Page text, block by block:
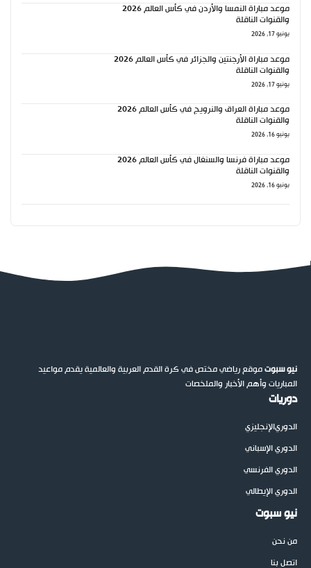
موعد مباراة النمسا والأردن في كأس العالم 2026
والقنوات الناقلة
يونيو 17, 2026
موعد مباراة الأرجنتين والجزائر في كأس العالم 2026
والقنوات الناقلة
يونيو 17, 2026
موعد مباراة العراق والنرويج في كأس العالم 2026
والقنوات الناقلة
يونيو 16, 2026
موعد مباراة فرنسا والسنغال في كأس العالم 2026
والقنوات الناقلة
يونيو 16, 2026
نيو سبوتموقع رياضي مختص في كرة القدم العربية والعالمية يقدم مواعيد
المباريات وأهم الأخبار والملخصات
دوريات
الدوريالإنجليزي
الدوري الإسباني
الدوري الفرنسي
الدوري الإيطالي
نيو سبوت
من نحن
اتصل بنا